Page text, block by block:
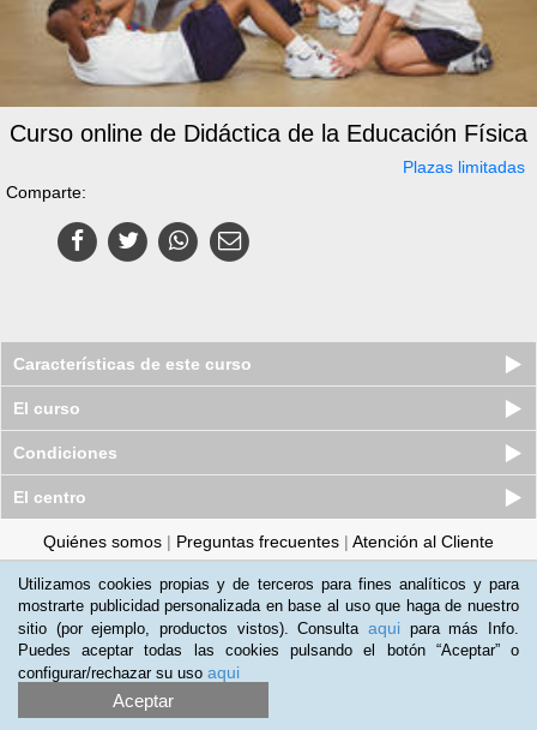
Curso online de Didáctica de la Educación Física
Plazas limitadas
Comparte:
Características de este curso
El curso
Condiciones
El centro
Utilizamos cookies propias y de terceros para fines analíticos y para
mostrarte publicidad personalizada en base al uso que haga de nuestro
sitio (por ejemplo, productos vistos). Consulta aqui para más Info.
Puedes aceptar todas las cookies pulsando el botón “Aceptar” o
configurar/rechazar su uso aqui
Aceptar
Quiénes somos | Preguntas frecuentes | Atención al Cliente
Promociona tu negocio|Programa de Afiliación
2012-2026 Aprendum
LLámanos:
+34 91 989 0489
Condiciones de uso|